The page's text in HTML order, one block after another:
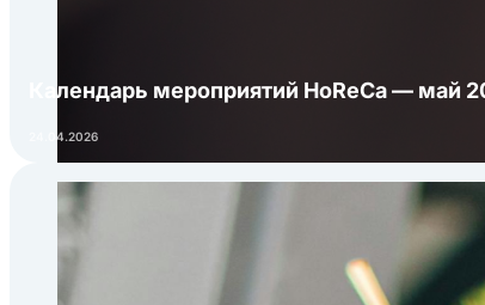
Календарь мероприятий HoReCa —
24.04.2026